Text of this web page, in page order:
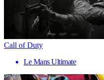
Call of Duty
Le Mans Ultimate